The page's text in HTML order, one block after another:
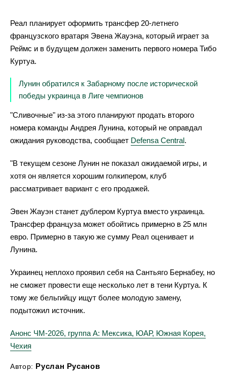
Реал планирует оформить трансфер 20-летнего
французского вратаря Эвена Жауэна, который играет за
Реймс и в будущем должен заменить первого номера Тибо
Куртуа.
Лунин обратился к Забарному после исторической
победы украинца в Лиге чемпионов
"Сливочные" из-за этого планируют продать второго
номера команды Андрея Лунина, который не оправдал
ожидания руководства, сообщает Defensa Central.
"В текущем сезоне Лунин не показал ожидаемой игры, и
хотя он является хорошим голкипером, клуб
рассматривает вариант с его продажей.
Эвен Жауэн станет дублером Куртуа вместо украинца.
Трансфер француза может обойтись примерно в 25 млн
евро. Примерно в такую же сумму Реал оценивает и
Лунина.
Украинец неплохо проявил себя на Сантьяго Бернабеу, но
не сможет провести еще несколько лет в тени Куртуа. К
тому же бельгийцу ищут более молодую замену,
подытожил источник.
Анонс ЧМ-2026, группа А: Мексика, ЮАР, Южная Корея,
Чехия
Автор: Руслан Русанов